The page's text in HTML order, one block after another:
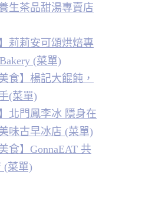
生茶品甜湯專賣店
莉莉安可頌烘焙專
(菜單)
食】楊記大餛飩，
(菜單)
北門鳳李冰 隱身在
味古早冰店 (菜單)
食】GonnaEAT 共
(菜單)